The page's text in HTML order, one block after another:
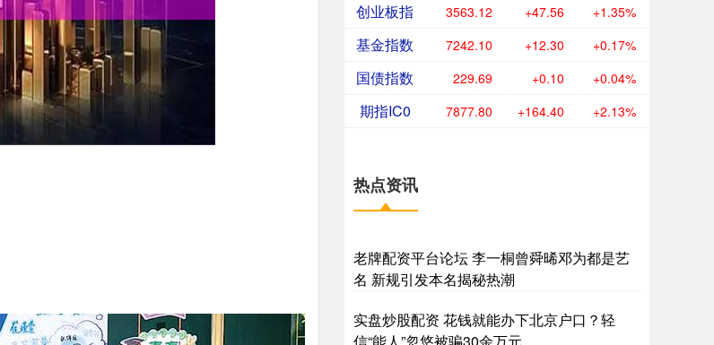
创业板指 3563.12 +47.56 +1.35%
基金指数 7242.10 +12.30 +0.17%
国债指数 229.69 +0.10 +0.04%
期指IC0 7877.80 +164.40 +2.13%
热点资讯
老牌配资平台论坛 李一桐曾舜晞邓为都是艺
名 新规引发本名揭秘热潮
实盘炒股配资 花钱就能办下北京户口？轻